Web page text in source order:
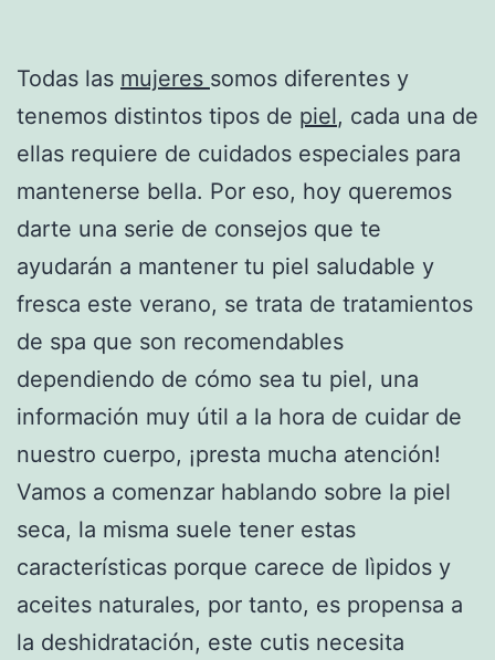
Todas las mujeres somos diferentes y
tenemos distintos tipos de piel, cada una de
ellas requiere de cuidados especiales para
mantenerse bella. Por eso, hoy queremos
darte una serie de consejos que te
ayudarán a mantener tu piel saludable y
fresca este verano, se trata de tratamientos
de spa que son recomendables
dependiendo de cómo sea tu piel, una
información muy útil a la hora de cuidar de
nuestro cuerpo, ¡presta mucha atención!
Vamos a comenzar hablando sobre la piel
seca, la misma suele tener estas
características porque carece de lìpidos y
aceites naturales, por tanto, es propensa a
la deshidratación, este cutis necesita